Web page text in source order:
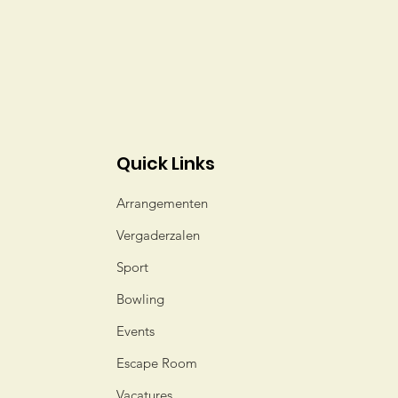
Quick Links
Arrangementen
Vergaderzalen
Sport
Bowling
Events
Escape Room